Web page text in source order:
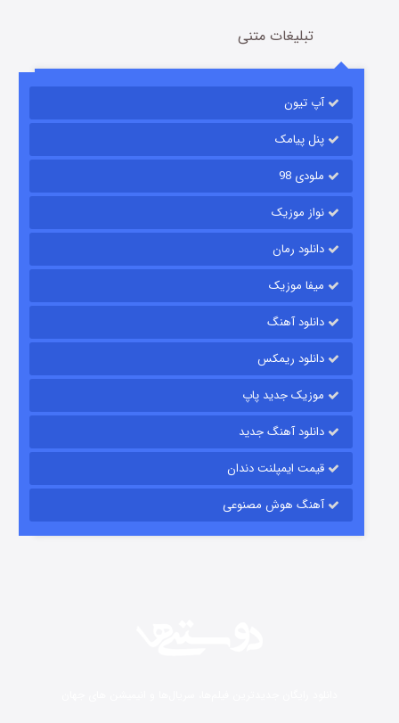
باب اسفنجی فصل ۱۷
قسمت6 (زیرنویس) منتشر شد
قسمت15 (دوبله) منتشر شد
تبلیغات متنی
آپ تیون
پنل پیامک
ملودی 98
نواز موزیک
دانلود رمان
میفا موزیک
دانلود آهنگ
دانلود ریمکس
موزیک جدید پاپ
دانلود آهنگ جدید
قیمت ایمپلنت دندان
آهنگ هوش مصنوعی